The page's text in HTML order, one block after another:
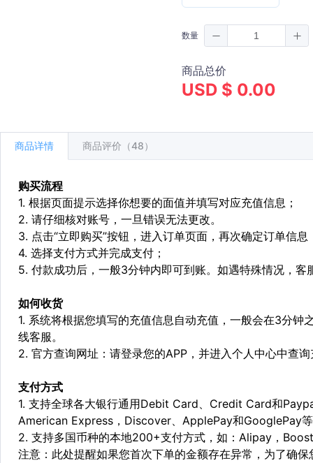
数量
商品总价
USD $ 0.00
商品详情 商品评价（48）
购买流程
1. 根据页面提示选择你想要的面值并填写对应充值信息；
2. 请仔细核对账号，一旦错误无法更改。
3. 点击“立即购买”按钮，进入订单页面，再次确定订单信息
4. 选择支付方式并完成支付；
5. 付款成功后，一般3分钟内即可到账。如遇特殊情况，
如何收货
1. 系统将根据您填写的充值信息自动充值，一般会在3分
线客服。
2. 官方查询网址：请登录您的APP，并进入个人中心中查
支付方式
1. 支持全球各大银行通用Debit Card、Credit Card和
American Express，Discover、ApplePay和GooglePay
2. 支持多国币种的本地200+支付方式，如：Alipay，
注意：此处提醒如果您首次下单的金额存在异常，为了确